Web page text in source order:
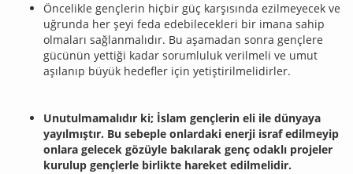
Öncelikle gençlerin hiçbir güç karşısında ezilmeyecek ve
uğrunda her şeyi feda edebilecekleri bir imana sahip
olmaları sağlanmalıdır. Bu aşamadan sonra gençlere
gücünün yettiği kadar sorumluluk verilmeli ve umut
aşılanıp büyük hedefler için yetiştirilmelidirler.
Unutulmamalıdır ki; İslam gençlerin eli ile dünyaya
yayılmıştır. Bu sebeple onlardaki enerji israf edilmeyip
onlara gelecek gözüyle bakılarak genç odaklı projeler
kurulup gençlerle birlikte hareket edilmelidir.